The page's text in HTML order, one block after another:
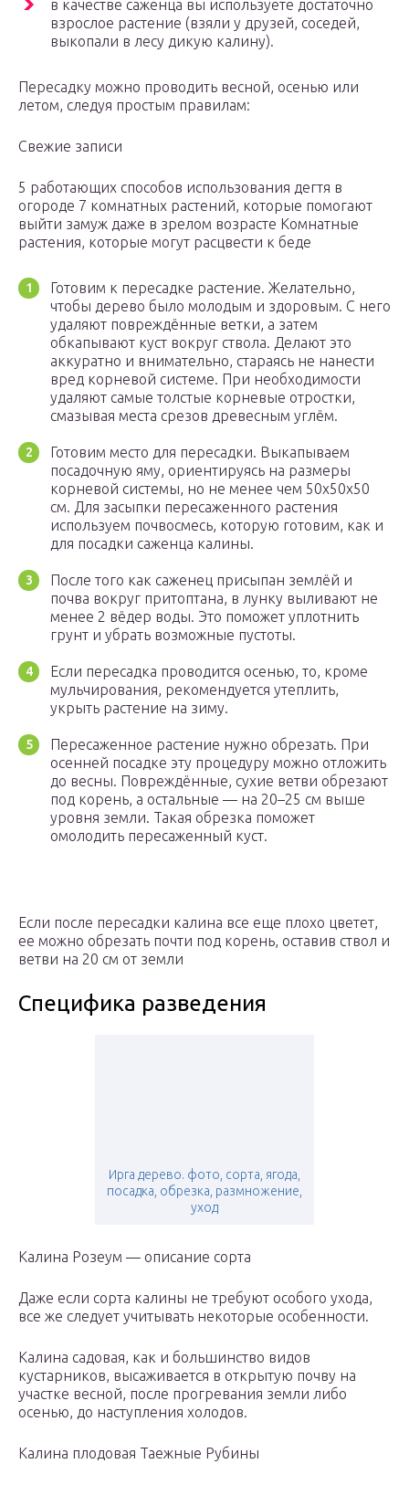
в качестве саженца вы используете достаточно
взрослое растение (взяли у друзей, соседей,
выкопали в лесу дикую калину).
Пересадку можно проводить весной, осенью или
летом, следуя простым правилам:
Свежие записи
5 работающих способов использования дегтя в
огороде 7 комнатных растений, которые помогают
выйти замуж даже в зрелом возрасте Комнатные
растения, которые могут расцвести к беде
Готовим к пересадке растение. Желательно,
чтобы дерево было молодым и здоровым. С него
удаляют повреждённые ветки, а затем
обкапывают куст вокруг ствола. Делают это
аккуратно и внимательно, стараясь не нанести
вред корневой системе. При необходимости
удаляют самые толстые корневые отростки,
смазывая места срезов древесным углём.
Готовим место для пересадки. Выкапываем
посадочную яму, ориентируясь на размеры
корневой системы, но не менее чем 50х50х50
см. Для засыпки пересаженного растения
используем почвосмесь, которую готовим, как и
для посадки саженца калины.
После того как саженец присыпан землёй и
почва вокруг притоптана, в лунку выливают не
менее 2 вёдер воды. Это поможет уплотнить
грунт и убрать возможные пустоты.
Если пересадка проводится осенью, то, кроме
мульчирования, рекомендуется утеплить,
укрыть растение на зиму.
Пересаженное растение нужно обрезать. При
осенней посадке эту процедуру можно отложить
до весны. Повреждённые, сухие ветви обрезают
под корень, а остальные — на 20–25 см выше
уровня земли. Такая обрезка поможет
омолодить пересаженный куст.
Если после пересадки калина все еще плохо цветет,
ее можно обрезать почти под корень, оставив ствол и
ветви на 20 см от земли
Специфика разведения
Ирга дерево. фото, сорта, ягода,
посадка, обрезка, размножение,
уход
Калина Розеум — описание сорта
Даже если сорта калины не требуют особого ухода,
все же следует учитывать некоторые особенности.
Калина садовая, как и большинство видов
кустарников, высаживается в открытую почву на
участке весной, после прогревания земли либо
осенью, до наступления холодов.
Калина плодовая Таежные Рубины